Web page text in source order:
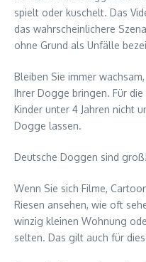
spielt oder kuschelt. Das
das wahrscheinlichere
ohne Grund als Unfälle
Bleiben Sie immer
Ihrer Dogge bringen. Für
Kinder unter 4 Jahren nicht
Dogge lassen.
Deutsche Doggen sind
Wenn Sie sich Filme,
Riesen ansehen, wie oft
winzig kleinen Wohnung
selten. Das gilt auch für